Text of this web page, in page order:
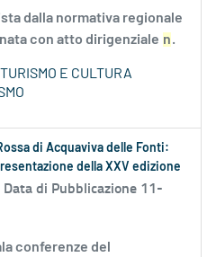
dalla normativa regionale
con atto dirigenziale n.
TURISMO E CULTURA
di Acquaviva delle Fonti:
della XXV edizione
Data di Pubblicazione 11-
conferenze del